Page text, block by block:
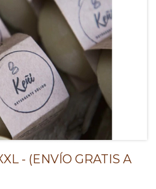
- (ENVÍO GRATIS A